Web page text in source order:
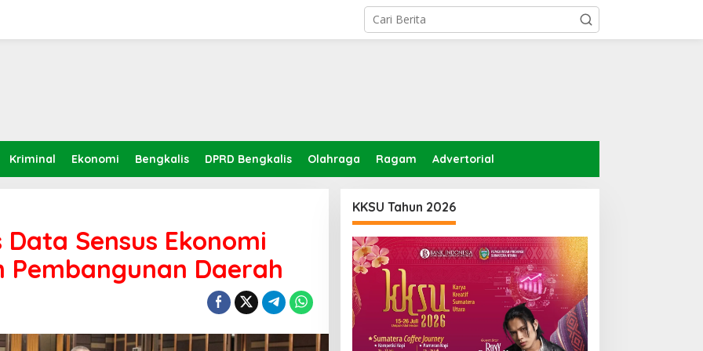
Kriminal Ekonomi Bengkalis DPRD Bengkalis Olahraga Ragam Advertorial
Sensus Ekonomi
Pembangunan Daerah
KKSU Tahun 2026